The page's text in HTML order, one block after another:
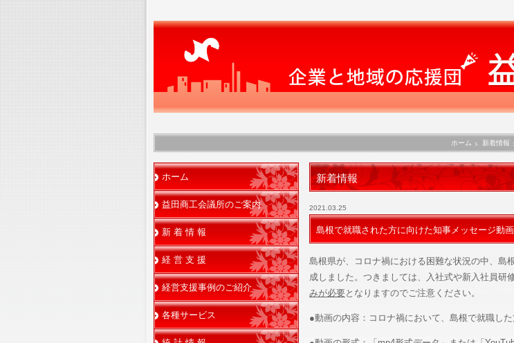
ホーム 新着情報
新着情報
2021.03.25
島根で就職された方に向けた知事メッセージ動
島根県が、コロナ禍における困難な状況の中、島
成しました。つきましては、入社式や新入社員研
みが必要となりますのでご注意ください。
●動画の内容：コロナ禍において、島根で就職し
ホーム
益田商工会議所のご案内
新 着 情 報
経 営 支 援
経営支援事例のご紹介
各種サービス